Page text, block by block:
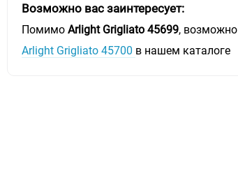
Возможно вас заинтересует:
Помимо Arlight Grigliato 45699, возможно
Arlight Grigliato 45700 в нашем каталоге